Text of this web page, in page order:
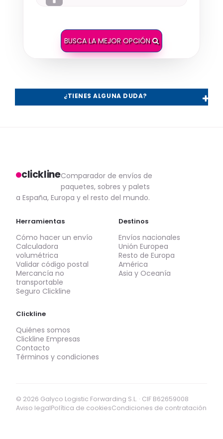
BUSCA LA MEJOR OPCIÓN
¿TIENES ALGUNA DUDA?
clicklineComparador de envíos de
paquetes, sobres y palets
a España, Europa y el resto del mundo.
Herramientas
Cómo hacer un envío
Calculadora
volumétrica
Validar código postal
Mercancía no
transportable
Seguro Clickline
Destinos
Envíos nacionales
Unión Europea
Resto de Europa
América
Asia y Oceanía
Clickline
Quiénes somos
Clickline Empresas
Contacto
Términos y condiciones
© 2026 Galyco Logistic Forwarding S.L. · CIF B62659008
Aviso legalPolítica de cookiesCondiciones de contratación